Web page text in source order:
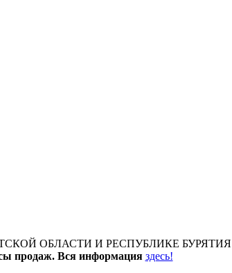
ОБЛАСТИ И РЕСПУБЛИКЕ БУРЯТИЯ
продаж. Вся информация здесь!